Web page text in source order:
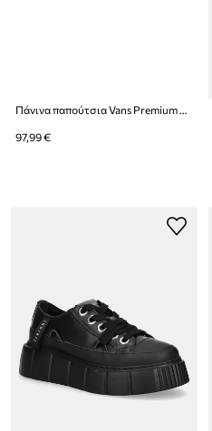
Πάνινα παπούτσια Vans Premium Standards Old Skool 36
97,99 €